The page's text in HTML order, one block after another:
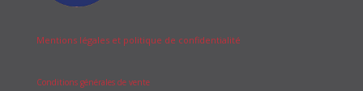
Mentions légales et politique de confidentialité
Conditions générales de vente